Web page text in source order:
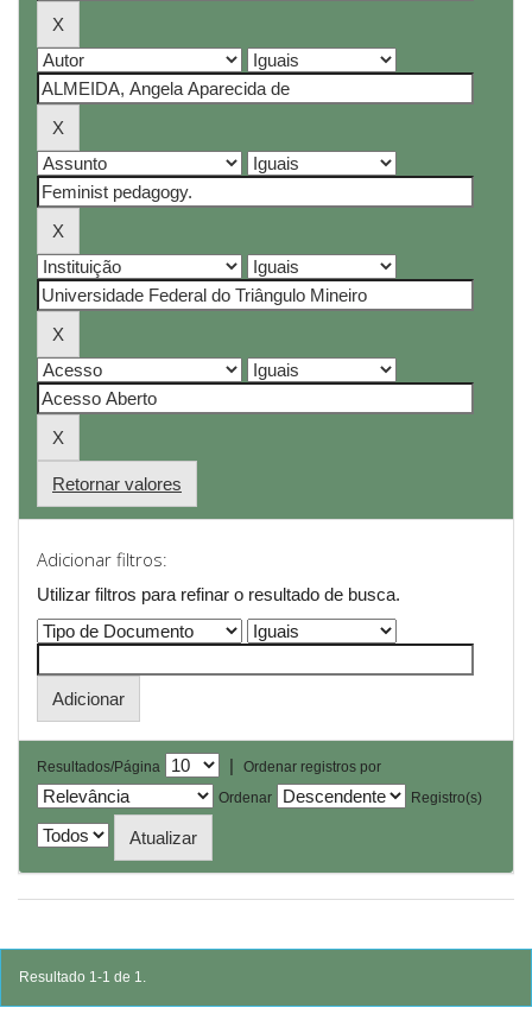
Retornar valores
Adicionar filtros:
Utilizar filtros para refinar o resultado de busca.
Resultados/Página |
Ordenar registros por
Ordenar
Registro(s)
Resultado 1-1 de 1.